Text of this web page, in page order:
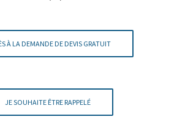
À LA DEMANDE DE DEVIS GRATUIT
JE SOUHAITE ÊTRE RAPPELÉ